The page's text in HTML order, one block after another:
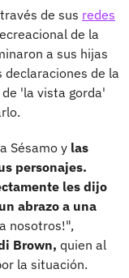
de sus redes
de la
a sus hijas
declaraciones de la
'la vista gorda'
Sésamo y las
personajes.
les dijo
abrazo a una
nosotros!",
Brown, quien al
la situación.